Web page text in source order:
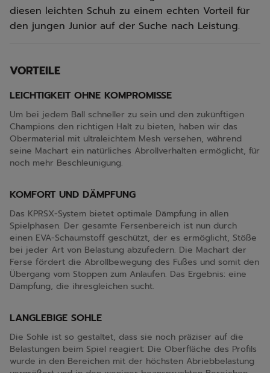
diesen leichten Schuh zu einem echten Vorteil für
den jungen Junior auf der Suche nach Leistung.
VORTEILE
LEICHTIGKEIT OHNE KOMPROMISSE
Um bei jedem Ball schneller zu sein und den zukünftigen
Champions den richtigen Halt zu bieten, haben wir das
Obermaterial mit ultraleichtem Mesh versehen, während
seine Machart ein natürliches Abrollverhalten ermöglicht, für
noch mehr Beschleunigung.
KOMFORT UND DÄMPFUNG
Das KPRSX-System bietet optimale Dämpfung in allen
Spielphasen. Der gesamte Fersenbereich ist nun durch
einen EVA-Schaumstoff geschützt, der es ermöglicht, Stöße
bei jeder Art von Belastung abzufedern. Die Machart der
Ferse fördert die Abrollbewegung des Fußes und somit den
Übergang vom Stoppen zum Anlaufen. Das Ergebnis: eine
Dämpfung, die ihresgleichen sucht.
LANGLEBIGE SOHLE
Die Sohle ist so gestaltet, dass sie noch präziser auf die
Belastungen beim Spiel reagiert: Die Oberfläche des Profils
wurde in den Bereichen mit der höchsten Abriebbelastung